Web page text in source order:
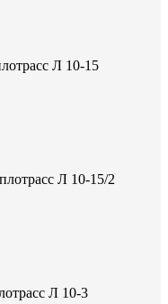
Л 10-15
Л 10-15/2
Л 10-3